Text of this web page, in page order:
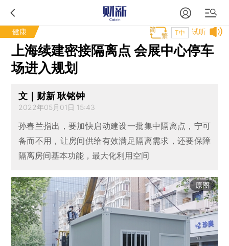
健康 试听
T中
上海续建密接隔离点 会展中心停车
场进入规划
文｜财新 耿铭钟
2022年05月01日 15:43
孙春兰指出，要加快启动建设一批集中隔离点，宁可
备而不用，让房间供给有效满足隔离需求，还要保障
隔离房间基本功能，最大化利用空间
原图